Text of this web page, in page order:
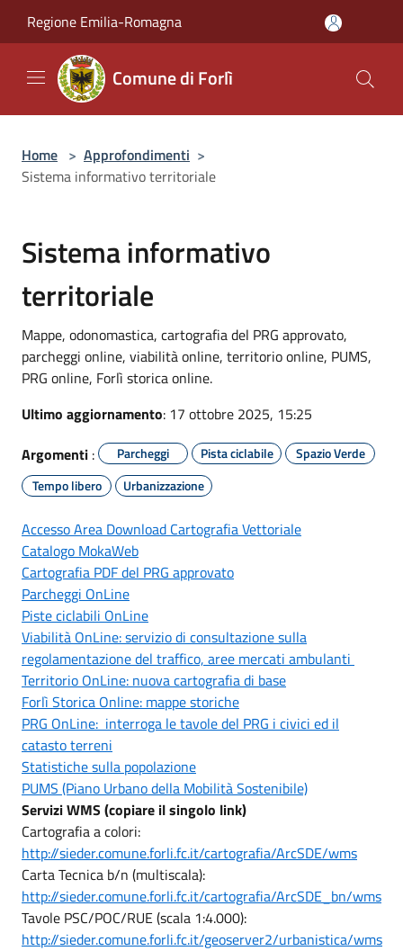
Regione Emilia-Romagna
Comune di Forlì
Home > Approfondimenti >
Sistema informativo territoriale
Sistema informativo
territoriale
Mappe, odonomastica, cartografia del PRG approvato,
parcheggi online, viabilità online, territorio online, PUMS,
PRG online, Forlì storica online.
Ultimo aggiornamento: 17 ottobre 2025, 15:25
Argomenti : Parcheggi Pista ciclabile
Spazio Verde
Tempo libero
Urbanizzazione
Accesso Area Download Cartografia Vettoriale
Catalogo MokaWeb
Cartografia PDF del PRG approvato
Parcheggi OnLine
Piste ciclabili OnLine
Viabilità OnLine: servizio di consultazione sulla
regolamentazione del traffico, aree mercati ambulanti
Territorio OnLine: nuova cartografia di base
Forlì Storica Online: mappe storiche
PRG OnLine: interroga le tavole del PRG i civici ed il
catasto terreni
Statistiche sulla popolazione
PUMS (Piano Urbano della Mobilità Sostenibile)
Servizi WMS (copiare il singolo link)
Cartografia a colori:
http://sieder.comune.forli.fc.it/cartografia/ArcSDE/wms
Carta Tecnica b/n (multiscala):
http://sieder.comune.forli.fc.it/cartografia/ArcSDE_bn/wms
Tavole PSC/POC/RUE (scala 1:4.000):
http://sieder.comune.forli.fc.it/geoserver2/urbanistica/wms